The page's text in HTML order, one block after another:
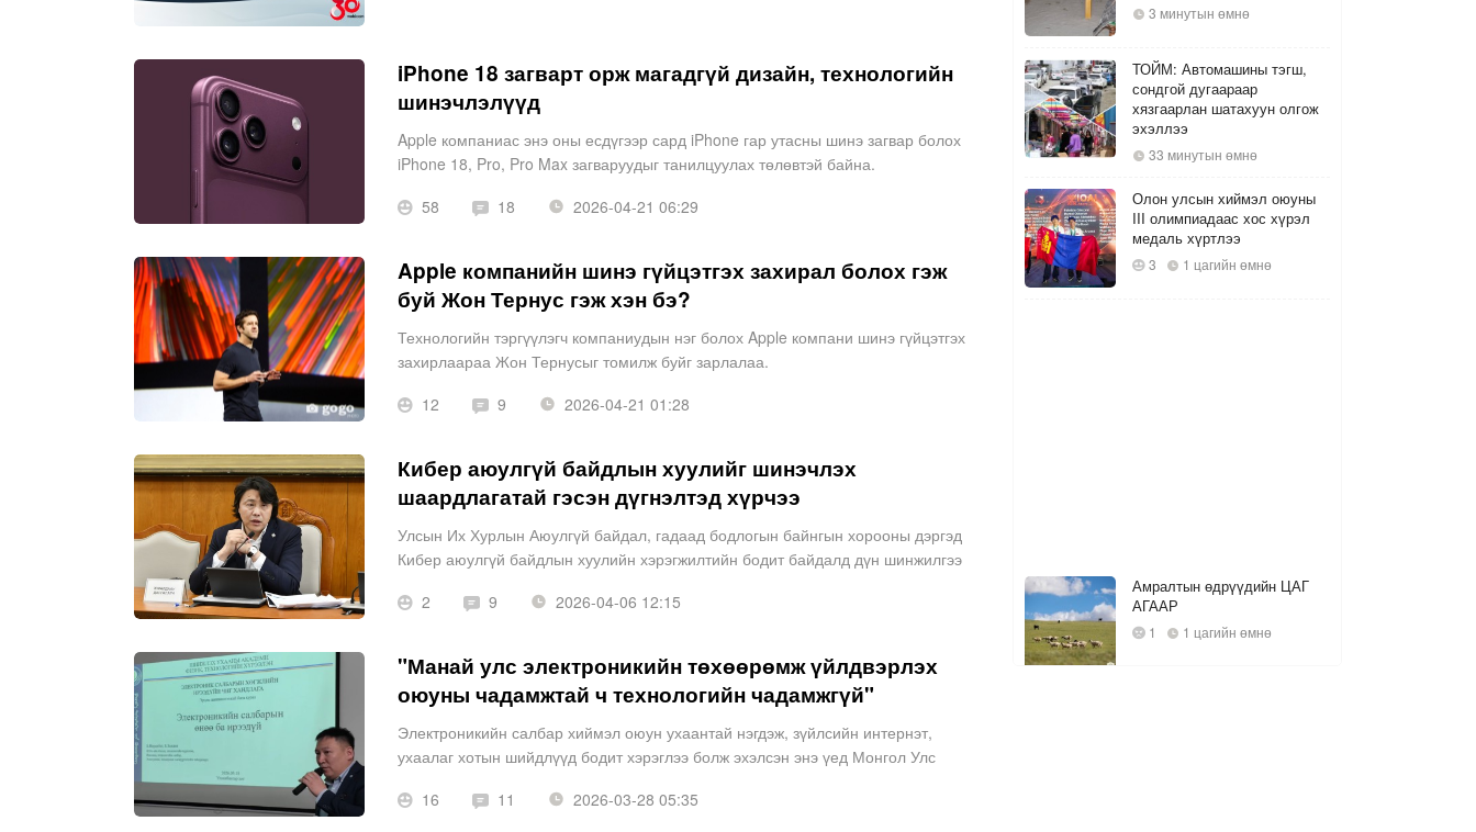
iPhone 18 загварт орж магадгүй дизайн, технологийн
шинэчлэлүүд
Apple компаниас энэ оны есдүгээр сард iPhone гар утасны шинэ загвар болох
iPhone 18, Pro, Pro Max загваруудыг танилцуулах төлөвтэй байна.
58
18 2026-04-21 06:29
Apple компанийн шинэ гүйцэтгэх захирал болох гэж
буй Жон Тернус гэж хэн бэ?
Технологийн тэргүүлэгч компаниудын нэг болох Apple компани шинэ гүйцэтгэх
захирлаараа Жон Тернусыг томилж буйг зарлалаа.
12
9 2026-04-21 01:28
Кибер аюулгүй байдлын хуулийг шинэчлэх
шаардлагатай гэсэн дүгнэлтэд хүрчээ
Улсын Их Хурлын Аюулгүй байдал, гадаад бодлогын байнгын хорооны дэргэд
Кибер аюулгүй байдлын хуулийн хэрэгжилтийн бодит байдалд дүн шинжилгээ
2
9 2026-04-06 12:15
"Манай улс электроникийн төхөөрөмж үйлдвэрлэх
оюуны чадамжтай ч технологийн чадамжгүй"
Электроникийн салбар хиймэл оюун ухаантай нэгдэж, зүйлсийн интернэт,
ухаалаг хотын шийдлүүд бодит хэрэглээ болж эхэлсэн энэ үед Монгол Улс
16
11 2026-03-28 05:35
3 минутын өмнө
ТОЙМ: Автомашины тэгш,
сондгой дугаараар
хязгаарлан шатахуун олгож
эхэллээ
33 минутын өмнө
Олон улсын хиймэл оюуны
III олимпиадаас хос хүрэл
медаль хүртлээ
3 1 цагийн өмнө
Амралтын өдрүүдийн ЦАГ
АГААР
1 1 цагийн өмнө